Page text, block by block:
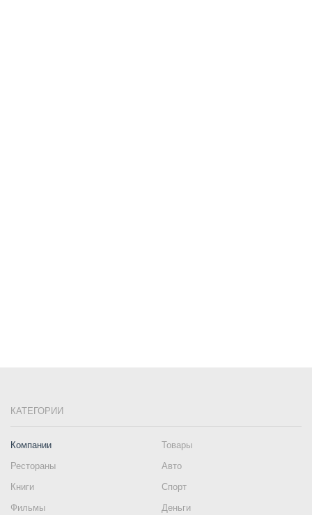
КАТЕГОРИИ
Компании
Товары
Рестораны
Авто
Книги
Спорт
Фильмы
Деньги